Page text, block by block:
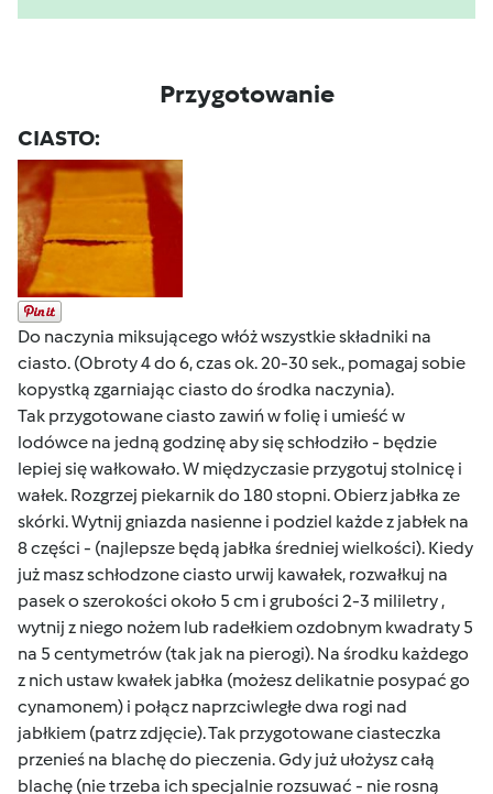
Przygotowanie
CIASTO:
Do naczynia miksującego włóż wszystkie składniki na
ciasto. (Obroty 4 do 6, czas ok. 20-30 sek., pomagaj sobie
kopystką zgarniając ciasto do środka naczynia).
Tak przygotowane ciasto zawiń w folię i umieść w
lodówce na jedną godzinę aby się schłodziło - będzie
lepiej się wałkowało. W międzyczasie przygotuj stolnicę i
wałek. Rozgrzej piekarnik do 180 stopni. Obierz jabłka ze
skórki. Wytnij gniazda nasienne i podziel każde z jabłek na
8 części - (najlepsze będą jabłka średniej wielkości). Kiedy
już masz schłodzone ciasto urwij kawałek, rozwałkuj na
pasek o szerokości około 5 cm i grubości 2-3 mililetry ,
wytnij z niego nożem lub radełkiem ozdobnym kwadraty 5
na 5 centymetrów (tak jak na pierogi). Na środku każdego
z nich ustaw kwałek jabłka (możesz delikatnie posypać go
cynamonem) i połącz naprzciwległe dwa rogi nad
jabłkiem (patrz zdjęcie). Tak przygotowane ciasteczka
przenieś na blachę do pieczenia. Gdy już ułożysz całą
blachę (nie trzeba ich specjalnie rozsuwać - nie rosną